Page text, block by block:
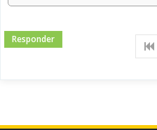
Responder